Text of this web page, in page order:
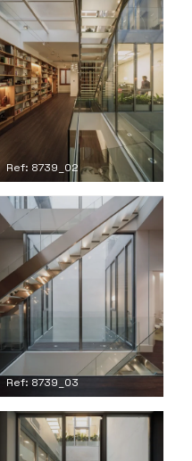
Ref: 8739_02
Ref: 8739_03